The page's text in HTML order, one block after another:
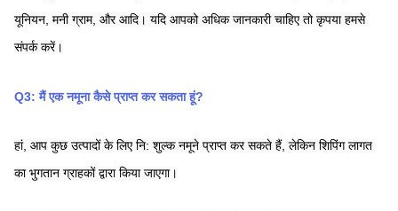
यूनियन, मनी ग्राम, और आदि। यदि आपको अधिक जानकारी चाहिए तो कृपया हमसे
संपर्क करें।
Q3: मैं एक नमूना कैसे प्राप्त कर सकता हूं?
हां, आप कुछ उत्पादों के लिए नि: शुल्क नमूने प्राप्त कर सकते हैं, लेकिन शिपिंग लागत
का भुगतान ग्राहकों द्वारा किया जाएगा।